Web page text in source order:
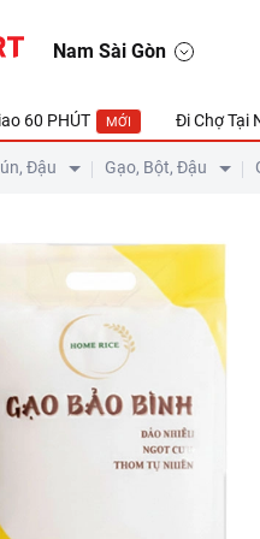
Nam Sài Gòn
60 PHÚT MỚI Đi Chợ Tại
Đậu Gạo, Bột, Đậu